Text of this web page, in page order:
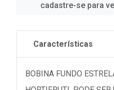
cadastre-se para
Características
BOBINA FUNDO